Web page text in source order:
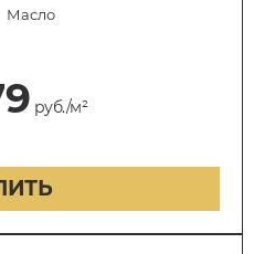
Масло
руб./м²